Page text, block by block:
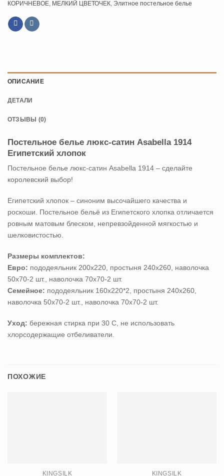
КОРИЧНЕВОЕ
МЕЛКИЙ ЦВЕТОЧЕК Элитное постельное белье
ОПИСАНИЕ
ДЕТАЛИ
ОТЗЫВЫ (0)
Постельное белье люкс-сатин Asabella 1914
Египетский хлопок
Постельное белье люкс-сатин Asabella 1914 – сделайте
королевский выбор!
Египетский хлопок – синоним высочайшего качества и
роскоши. Постельное бельё из Египетского хлопка отличается
ровным матовым блеском, непревзойденной мягкостью и
шелковистостью.
Размеры комплектов:
Евро: пододеяльник 200х220, простыня 240х260, наволочка
50х70-2 шт., наволочка 70х70-2 шт.
Семейное: пододеяльник 160х220*2, простыня 240х260,
наволочка 50х70-2 шт., наволочка 70х70-2 шт.
Уход: бережная стирка при 30 С, не использовать
хлорсодержащие отбеливатели.
ПОХОЖИЕ
KINGSILK KINGSILK